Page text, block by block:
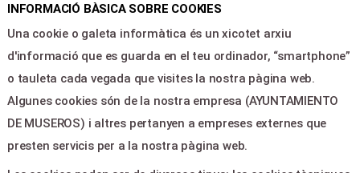
Nosaltres
Notícies
Àrea clients
Contacte
LEGAL & PAGOS
Ajuda
INFORMACIÓ BÀSICA SOBRE COOKIES
Una cookie o galeta informàtica és un xicotet arxiu
d'informació que es guarda en el teu ordinador, “smartphone”
o tauleta cada vegada que visites la nostra pàgina web.
Algunes cookies són de la nostra empresa (AYUNTAMIENTO
DE MUSEROS) i altres pertanyen a empreses externes que
presten servicis per a la nostra pàgina web.